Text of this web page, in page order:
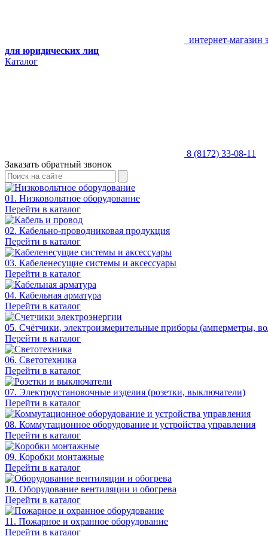
интернет-магазин
для юридических лиц
Каталог
8 (8172) 33-08-11
Заказать обратный звонок
01. Низковольтное оборудование
Перейти в каталог
02. Кабельно-проводниковая продукция
Перейти в каталог
03. Кабеленесущие системы и аксессуары
Перейти в каталог
04. Кабельная арматура
Перейти в каталог
05. Счётчики, электроизмерительные приборы (амперметры,
Перейти в каталог
06. Светотехника
Перейти в каталог
07. Электроустановочные изделия (розетки, выключатели)
Перейти в каталог
08. Коммутационное оборудование и устройства управления
Перейти в каталог
09. Коробки монтажные
Перейти в каталог
10. Оборудование вентиляции и обогрева
Перейти в каталог
11. Пожарное и охранное оборудование
Перейти в каталог